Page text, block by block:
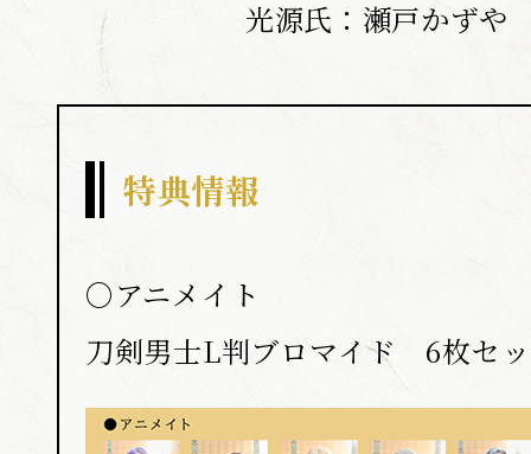
光源氏：瀬戸かずや
特典情報
○アニメイト
刀剣男士L判ブロマイド 6枚セ